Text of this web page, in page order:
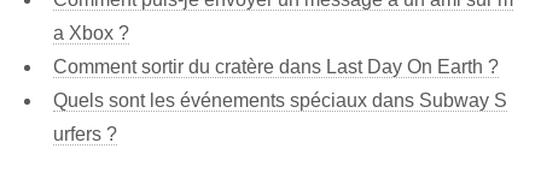
a Xbox ?
Comment sortir du cratère dans Last Day On Earth ?
Quels sont les événements spéciaux dans Subway S
urfers ?